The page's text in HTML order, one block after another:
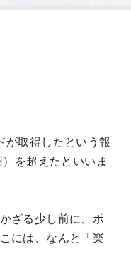
取得したという報
を超えたといいま
ざる少し前に、ポ
には、なんと「楽